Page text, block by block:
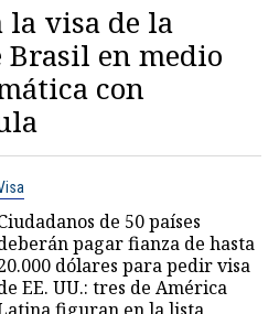
la visa de la
Brasil en medio
con
de 50 países
pagar fianza de hasta
dólares para pedir visa
EE. UU.: tres de América
figuran en la lista